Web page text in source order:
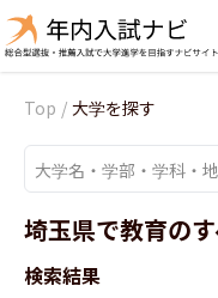
Top / 大学を探す
埼玉県で教育の
検索結果